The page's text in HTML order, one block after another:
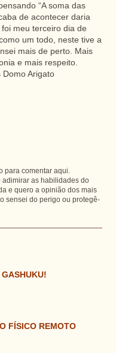
“A soma das
de acontecer daria
meu terceiro dia de
um todo, neste tive a
mais de perto. Mais
e mais respeito.
Domo Arigato
para comentar aqui.
adimirar as habilidades do
e quero a opinião dos mais
sensei do perigo ou protegê-
FÍSICO REMOTO